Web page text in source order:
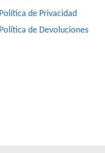
Política de Privacidad
Política de Devoluciones